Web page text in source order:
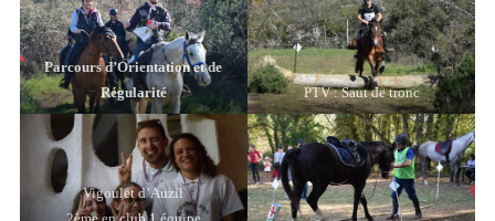
Parcours d’Orientation et de
Régularité
PTV : Saut de tronc
Vigoulet d’Auzil